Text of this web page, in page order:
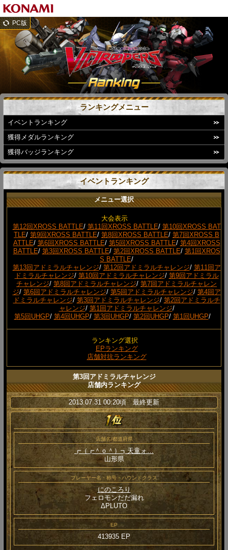
PC版
ランキングメニュー
イベントランキング
獲得メダルランキング
獲得バッジランキング
イベントランキング
メニュー選択
大会表示
第12回XROSS BATTLE/ 第11回XROSS BATTLE/ 第10回XROSS BAT
TLE/ 第9回XROSS BATTLE/ 第8回XROSS BATTLE/ 第7回XROSS B
ATTLE/ 第6回XROSS BATTLE/ 第5回XROSS BATTLE/ 第4回XROSS
BATTLE/ 第3回XROSS BATTLE/ 第2回XROSS BATTLE/ 第1回XROS
S BATTLE/
第13回アドミラルチャレンジ/ 第12回アドミラルチャレンジ/ 第11回ア
ドミラルチャレンジ/ 第10回アドミラルチャレンジ/ 第9回アドミラル
チャレンジ/ 第8回アドミラルチャレンジ/ 第7回アドミラルチャレン
ジ/ 第6回アドミラルチャレンジ/ 第5回アドミラルチャレンジ/ 第4回ア
ドミラルチャレンジ/ 第3回アドミラルチャレンジ/ 第2回アドミラルチ
ャレンジ/ 第1回アドミラルチャレンジ/
第5回UHGP/ 第4回UHGP/ 第3回UHGP/ 第2回UHGP/ 第1回UHGP/
ランキング選択
EPランキング
店舗対抗ランキング
第3回アドミラルチャレンジ
店舗内ランキング
2013.07.31 00:20頃 最終更新
店舗名/都道府県
┏（┏＾ｏ＾）┓天童ォ…
山形県
プレーヤー名・称号・ハウンドクラス
にのころり
フェロモンだだ漏れ
ΔPLUTO
EP
413935 EP